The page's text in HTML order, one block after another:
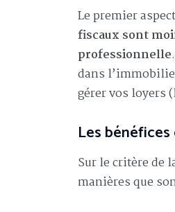
Le premier
fiscaux sont
professionnelle
dans
gérer vos loyers
Les
Sur le critère de
manières que